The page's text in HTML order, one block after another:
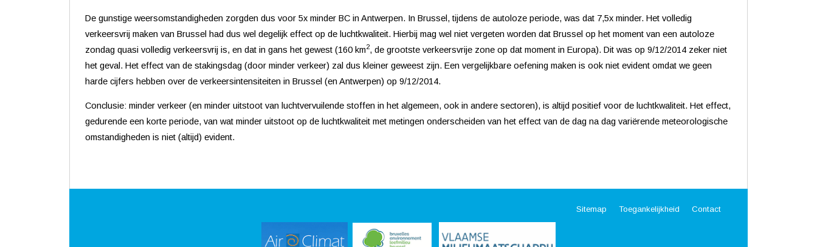
De gunstige weersomstandigheden zorgden dus voor 5x minder BC in Antwerpen. In Brussel, tijdens de autoloze periode, was dat 7,5x minder. Het volledig
verkeersvrij maken van Brussel had dus wel degelijk effect op de luchtkwaliteit. Hierbij mag wel niet vergeten worden dat Brussel op het moment van een autoloze
zondag quasi volledig verkeersvrij is, en dat in gans het gewest (160 km2, de grootste verkeersvrije zone op dat moment in Europa). Dit was op 9/12/2014 zeker niet
het geval. Het effect van de stakingsdag (door minder verkeer) zal dus kleiner geweest zijn. Een vergelijkbare oefening maken is ook niet evident omdat we geen
harde cijfers hebben over de verkeersintensiteiten in Brussel (en Antwerpen) op 9/12/2014.
Conclusie: minder verkeer (en minder uitstoot van luchtvervuilende stoffen in het algemeen, ook in andere sectoren), is altijd positief voor de luchtkwaliteit. Het effect,
gedurende een korte periode, van wat minder uitstoot op de luchtkwaliteit met metingen onderscheiden van het effect van de dag na dag variërende meteorologische
omstandigheden is niet (altijd) evident.
Sitemap Toegankelijkheid Contact